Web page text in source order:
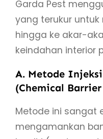
Garda Pest
yang terukur
hingga ke akar-
keindahan interior
A. Metode
(Chemical
Metode ini sangat
mengamankan